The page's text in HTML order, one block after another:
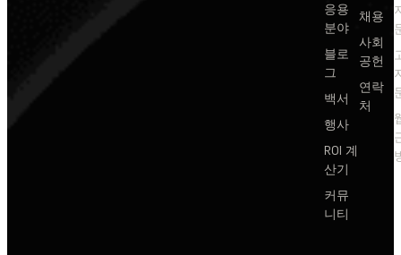
응용
분야
블로
그
백서
행사
ROI 계
산기
커뮤
니티
채용
사회
공헌
연락
처